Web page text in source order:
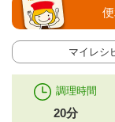
マイレシ
調理時間
20分